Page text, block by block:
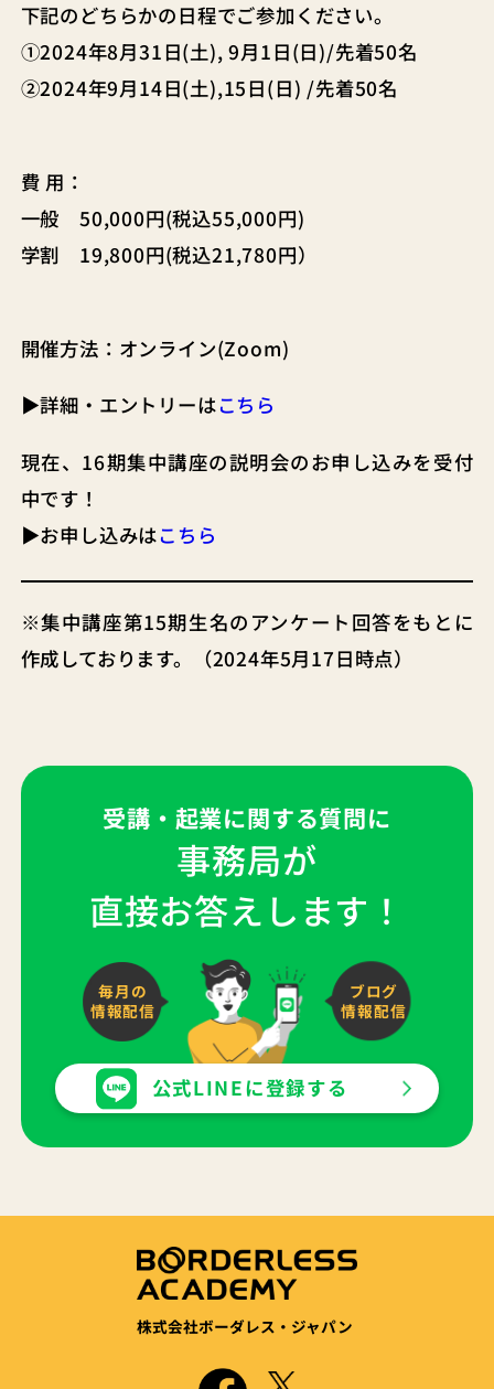
下記のどちらかの日程でご参加ください。
①2024年8月31日(土), 9月1日(日)/先着50名
②2024年9月14日(土),15日(日) /先着50名
費 用：
一般 50,000円(税込55,000円)
学割 19,800円(税込21,780円）
開催方法：オンライン(Zoom)
▶︎詳細・エントリーはこちら
現在、16期集中講座の説明会のお申し込みを受付
中です！
▶︎お申し込みはこちら
※集中講座第15期生名のアンケート回答をもとに
作成しております。（2024年5月17日時点）
受講・起業に関する質問に
事務局が
直接お答えします！
毎月の
情報配信
ブログ
情報配信
公式LINEに登録する
株式会社ボーダレス・ジャパン